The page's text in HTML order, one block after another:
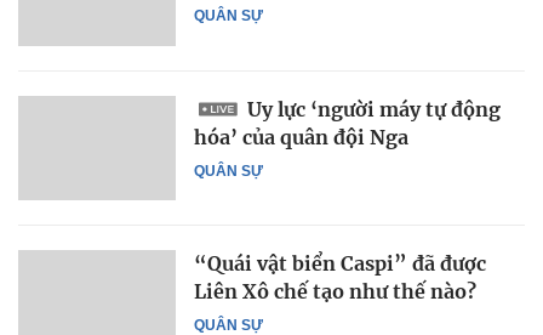
QUÂN SỰ
QUÂN SỰ
Uy lực ‘người máy tự động
hóa’ của quân đội Nga
QUÂN SỰ
“Quái vật biển Caspi” đã được
Liên Xô chế tạo như thế nào?